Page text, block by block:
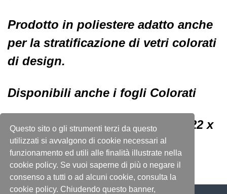
Questo sito o gli strumenti terzi da questo
utilizzati si avvalgono di cookie necessari al
funzionamento ed utili alle finalità illustrate nella
cookie policy. Se vuoi saperne di più o negare il
consenso a tutti o ad alcuni cookie, consulta la
cookie policy. Chiudendo questo banner,
Prodotto in poliestere adatto anche
per la stratificazione di vetri colorati
di design.
Disponibili anche i fogli Colorati
Disponibili anche in rotoli da 1,22 x
7,62 mt.